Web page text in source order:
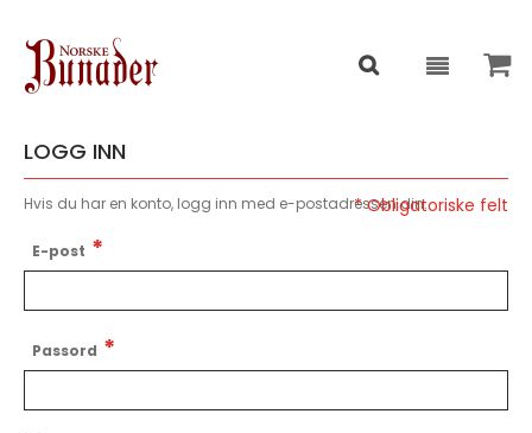
LOGG INN
Hvis du har en konto, logg inn med e-postadressen din.
E-post
Passord